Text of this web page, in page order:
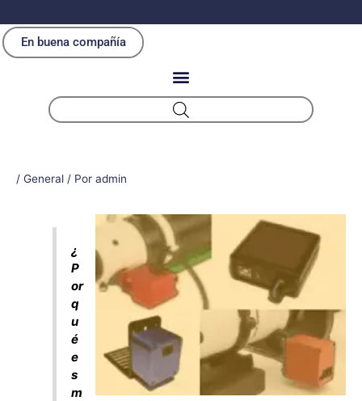
En buena compañía
/ General / Por admin
¿
P
or
q
u
é
e
s
m